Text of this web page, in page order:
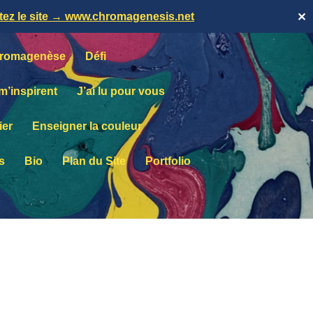
le site → www.chromagenesis.net ✕
Défi
J’ai lu pour vous
Enseigner la couleur
Bio Plan du Site Portfolio